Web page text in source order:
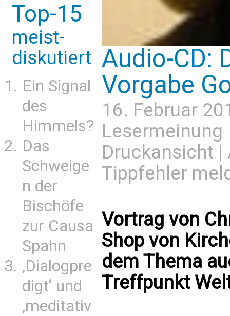
Top-15
meist-
diskutiert
Ein Signal
des
Himmels?
Das
Schweige
n der
Bischöfe
zur Causa
Spahn
‚Dialogpre
digt‘ und
‚meditativ
Audio-CD:
Vorgabe
16. Februar
Lesermeinung
Druckansicht |
Tippfehler
Vortrag von
Shop von
dem Thema
Treffpunkt